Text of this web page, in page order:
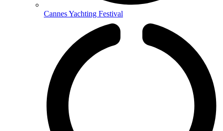
Cannes Yachting Festival